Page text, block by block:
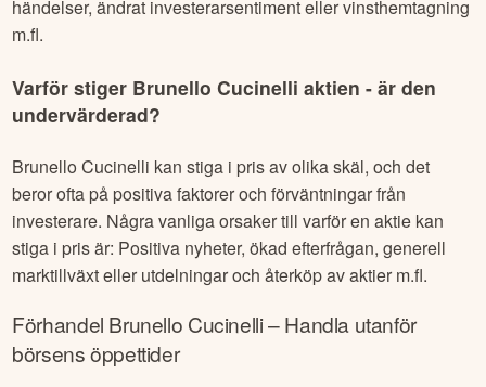
händelser, ändrat investerarsentiment eller vinsthemtagning
m.fl.
Varför stiger Brunello Cucinelli aktien - är den
undervärderad?
Brunello Cucinelli kan stiga i pris av olika skäl, och det
beror ofta på positiva faktorer och förväntningar från
investerare. Några vanliga orsaker till varför en aktie kan
stiga i pris är: Positiva nyheter, ökad efterfrågan, generell
marktillväxt eller utdelningar och återköp av aktier m.fl.
Förhandel Brunello Cucinelli– Handla utanför
börsens öppettider